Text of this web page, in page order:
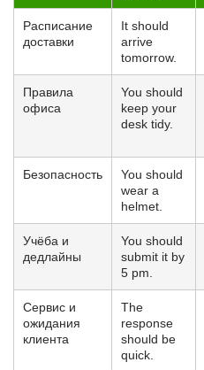
Расписание
доставки
It should
arrive
tomorrow.
Правила
офиса
You should
keep your
desk tidy.
Безопасность
You should
wear a
helmet.
Учёба и
дедлайны
You should
submit it by
5 pm.
Сервис и
ожидания
клиента
The
response
should be
quick.